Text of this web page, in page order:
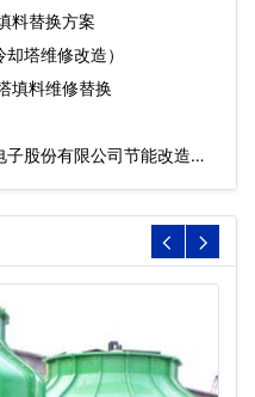
料替换方案
塔维修改造）
填料维修替换
股份有限公司节能改造工